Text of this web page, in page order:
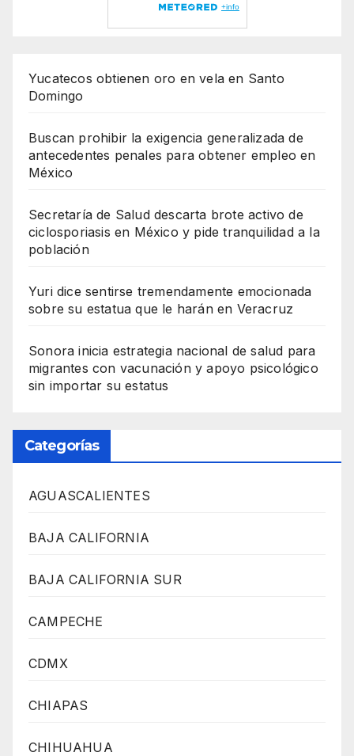
Yucatecos obtienen oro en vela en Santo
Domingo
Buscan prohibir la exigencia generalizada de
antecedentes penales para obtener empleo en
México
Secretaría de Salud descarta brote activo de
ciclosporiasis en México y pide tranquilidad a la
población
Yuri dice sentirse tremendamente emocionada
sobre su estatua que le harán en Veracruz
Sonora inicia estrategia nacional de salud para
migrantes con vacunación y apoyo psicológico
sin importar su estatus
Categorías
AGUASCALIENTES
BAJA CALIFORNIA
BAJA CALIFORNIA SUR
CAMPECHE
CDMX
CHIAPAS
CHIHUAHUA